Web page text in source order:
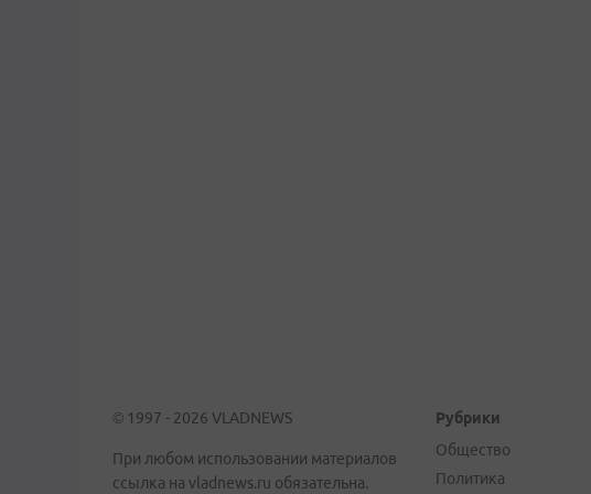
© 1997 - 2026 VLADNEWS
При любом использовании материалов
ссылка на vladnews.ru обязательна.
Рубрики
Общество
Политика